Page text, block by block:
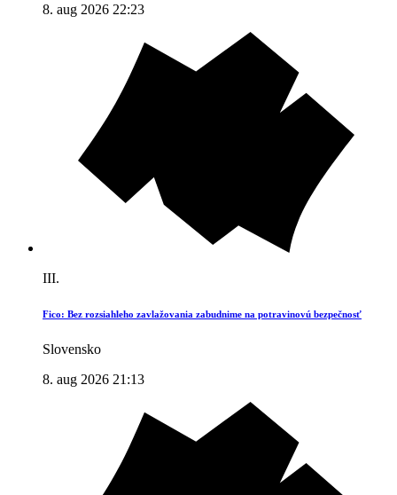
8. aug 2026 22:23
III.
Fico: Bez rozsiahleho zavlažovania zabudnime na potravinovú bezpečnosť
Slovensko
8. aug 2026 21:13